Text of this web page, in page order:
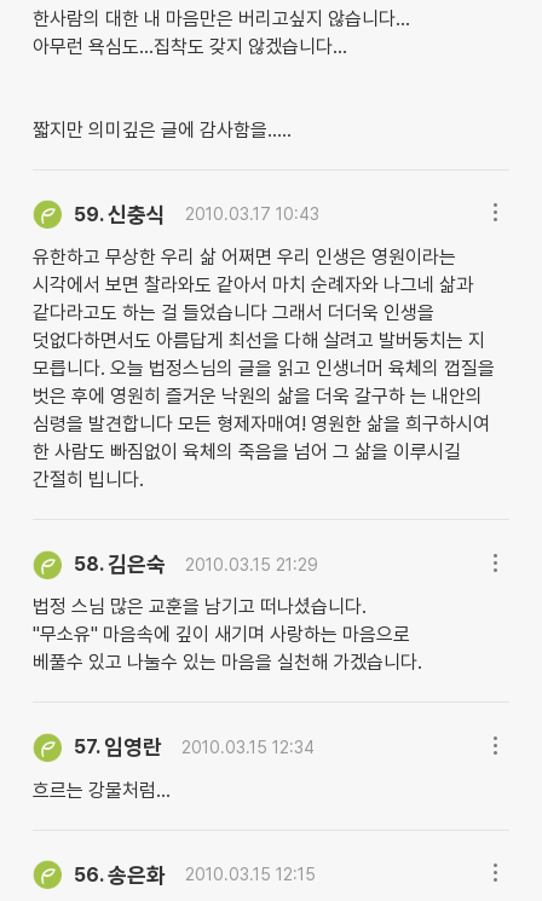
한사람의 대한 내 마음만은 버리고싶지 않습니다...
아무런 욕심도...집착도 갖지 않겠습니다...
짧지만 의미깊은 글에 감사함을.....
59.신충식 2010.03.17 10:43
유한하고 무상한 우리 삶 어쩌면 우리 인생은 영원이라는
시각에서 보면 찰라와도 같아서 마치 순례자와 나그네 삶과
같다라고도 하는 걸 들었습니다 그래서 더더욱 인생을
덧없다하면서도 아름답게 최선을 다해 살려고 발버둥치는 지
모릅니다. 오늘 법정스님의 글을 읽고 인생너머 육체의 껍질을
벗은 후에 영원히 즐거운 낙원의 삶을 더욱 갈구하 는 내안의
심령을 발견합니다 모든 형제자매여! 영원한 삶을 희구하시여
한 사람도 빠짐없이 육체의 죽음을 넘어 그 삶을 이루시길
간절히 빕니다.
58.김은숙 2010.03.15 21:29
법정 스님 많은 교훈을 남기고 떠나셨습니다.
"무소유" 마음속에 깊이 새기며 사랑하는 마음으로
베풀수 있고 나눌수 있는 마음을 실천해 가겠습니다.
57. 임영란 2010.03.15 12:34
흐르는 강물처럼...
56.송은화 2010.03.15 12:15